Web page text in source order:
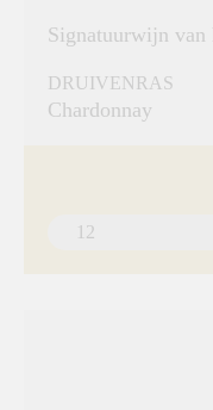
Signatuurwijn van
DRUIVENRAS
Chardonnay